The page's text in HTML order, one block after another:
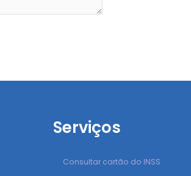
Serviços
Consultar cartão do INSS